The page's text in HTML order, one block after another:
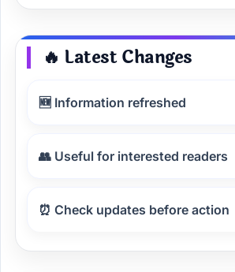
🔥 Latest Changes
🆕 Information refreshed
👥 Useful for interested readers
⏰ Check updates before action